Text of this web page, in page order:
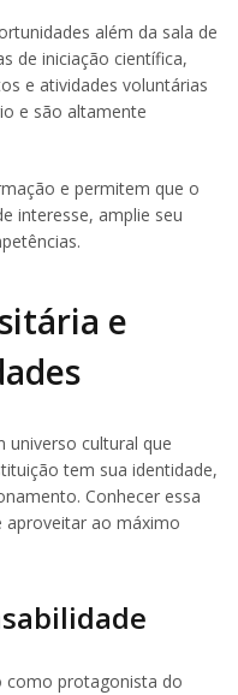
além da sala de
de iniciação científica,
e atividades voluntárias
e são altamente
e permitem que o
interesse, amplie seu
e
universo cultural que
tem sua identidade,
Conhecer essa
aproveitar ao máximo
como protagonista do